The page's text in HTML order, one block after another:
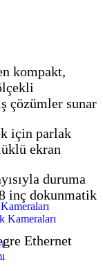
Kameraları
kompakt,
çözümler sunar
için parlak
ekran
duruma
inç dokunmatik
Ethernet